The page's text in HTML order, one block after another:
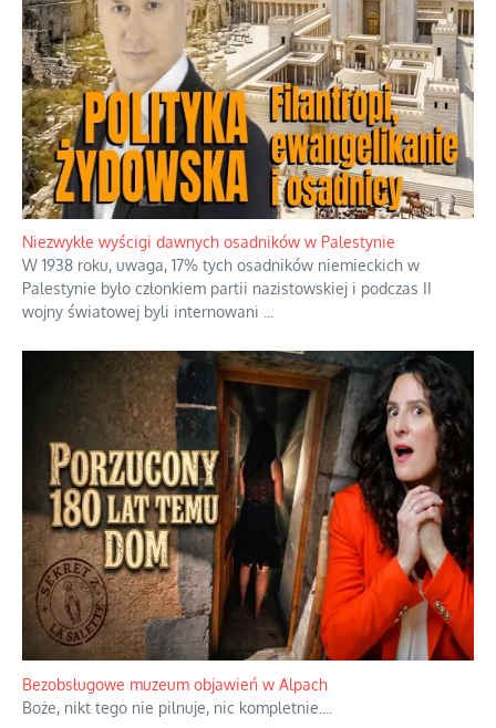
Niezwykłe wyścigi dawnych osadników w Palestynie
W 1938 roku, uwaga, 17% tych osadników niemieckich w
Palestynie było członkiem partii nazistowskiej i podczas II
wojny światowej byli internowani
Bezobsługowe muzeum objawień w Alpach
Boże, nikt tego nie pilnuje, nic kompletnie.